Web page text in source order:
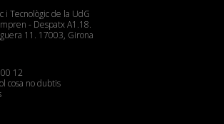
i Tecnològic de la UdG
- Despatx A1.18.
11. 17003, Girona
12
cosa no dubtis